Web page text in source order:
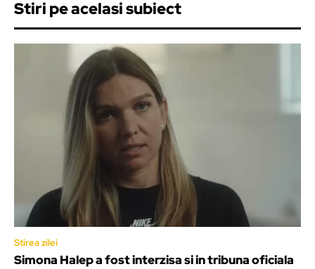
Stiri pe acelasi subiect
Stirea zilei
Simona Halep a fost interzisa si in tribuna oficiala